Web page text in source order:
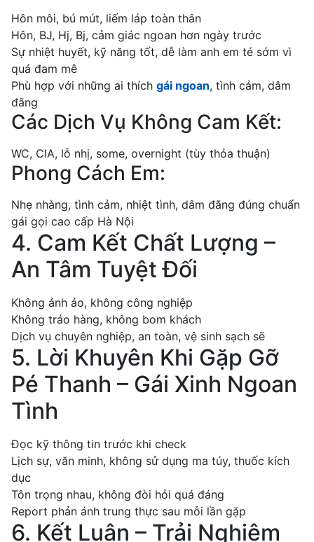
Hôn môi, bú mút, liếm láp toàn thân
Hôn, BJ, Hj, Bj, cảm giác ngoan hơn ngày trước
Sự nhiệt huyết, kỹ năng tốt, dễ làm anh em té sớm vì
quá đam mê
Phù hợp với những ai thích gái ngoan, tình cảm, dâm
đãng
Các Dịch Vụ Không Cam Kết:
WC, CIA, lỗ nhị, some, overnight (tùy thỏa thuận)
Phong Cách Em:
Nhẹ nhàng, tình cảm, nhiệt tình, dâm đãng đúng chuẩn
gái gọi cao cấp Hà Nội
4. Cam Kết Chất Lượng –
An Tâm Tuyệt Đối
Không ảnh ảo, không công nghiệp
Không tráo hàng, không bom khách
Dịch vụ chuyên nghiệp, an toàn, vệ sinh sạch sẽ
5. Lời Khuyên Khi Gặp Gỡ
Pé Thanh – Gái Xinh Ngoan
Tình
Đọc kỹ thông tin trước khi check
Lịch sự, văn minh, không sử dụng ma túy, thuốc kích
dục
Tôn trọng nhau, không đòi hỏi quá đáng
Report phản ánh trung thực sau mỗi lần gặp
6. Kết Luận – Trải Nghiệm